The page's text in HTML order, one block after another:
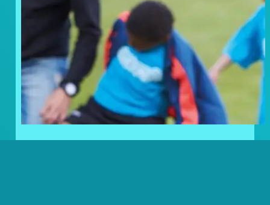
Doneer uw statiegeldbonnen
en geef kinderen in nood een
steuntje in de rug!